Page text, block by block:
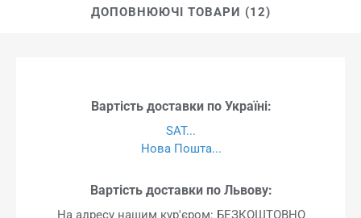
ДОПОВНЮЮЧІ ТОВАРИ (12)
Вартість доставки по Україні:
SAT...
Нова Пошта...
Вартість доставки по Львову:
На адресу нашим кур'єром: БЕЗКОШТОВНО